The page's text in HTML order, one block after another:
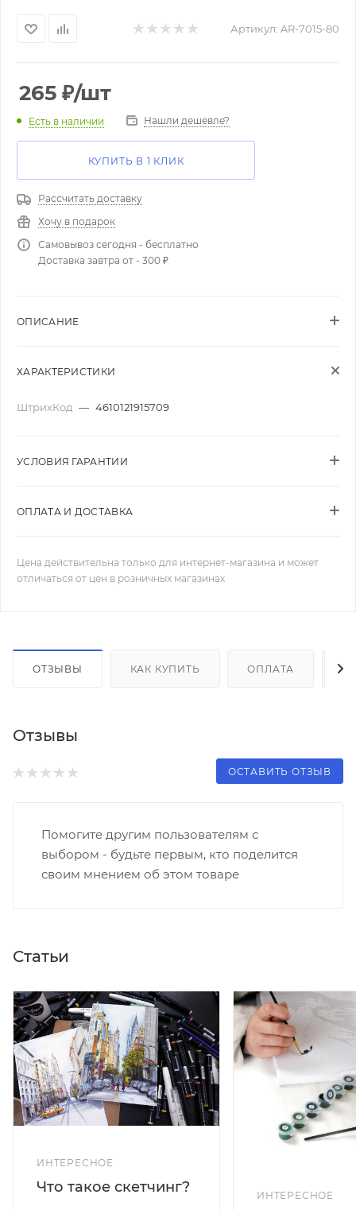
Артикул: AR-7015-80
265 ₽/шт
Есть в наличии Нашли дешевле?
КУПИТЬ В 1 КЛИК
Рассчитать доставку
Хочу в подарок
Самовывоз сегодня - бесплатно
Доставка завтра от - 300 ₽
ОПИСАНИЕ
ХАРАКТЕРИСТИКИ
ШтрихКод — 4610121915709
УСЛОВИЯ ГАРАНТИИ
ОПЛАТА И ДОСТАВКА
Цена действительна только для интернет-магазина и может
отличаться от цен в розничных магазинах
ОТЗЫВЫ КАК КУПИТЬ ОПЛАТА
Отзывы
ОСТАВИТЬ ОТЗЫВ
Помогите другим пользователям с
выбором - будьте первым, кто поделится
своим мнением об этом товаре
Статьи
ИНТЕРЕСНОЕ
Что такое скетчинг?
ИНТЕРЕСНОЕ